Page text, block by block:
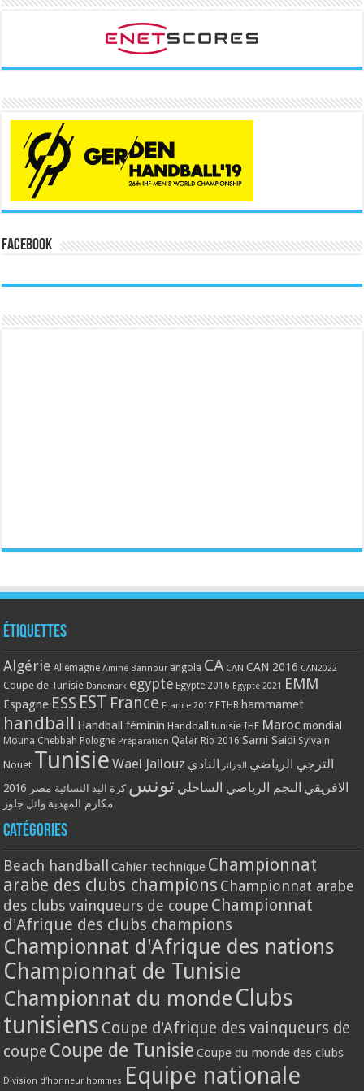
Facebook
Étiquettes
Algérie Allemagne Amine Bannour angola CA CAN CAN 2016 CAN2022
Coupe de Tunisie Danemark egypte Egypte 2016 Egypte 2021 EMM
Espagne ESS EST France France 2017 FTHB hammamet
handball Handball féminin Handball tunisie IHF Maroc mondial
Mouna Chebbah Pologne Préparation Qatar Rio 2016 Sami Saidi Sylvain
Nouet Tunisie Wael Jallouz الترجي الرياضي الجزائر النادي
الافريقي النجم الرياضي الساحلي تونس كرة اليد النسائية مصر 2016
مكارم المهدية وائل جلوز
Catégories
Beach handball Cahier technique Championnat
arabe des clubs champions Championnat arabe
des clubs vainqueurs de coupe Championnat
d'Afrique des clubs champions
Championnat d'Afrique des nations
Championnat de Tunisie
Championnat du monde Clubs
tunisiens Coupe d'Afrique des vainqueurs de
coupe Coupe de Tunisie Coupe du monde des clubs
Division d'honneur hommes Equipe nationale